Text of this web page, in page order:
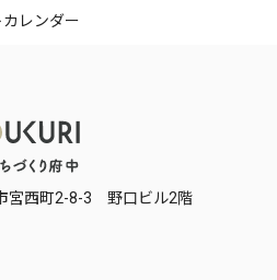
レンダー
宮西町2-8-3 野口ビル2階